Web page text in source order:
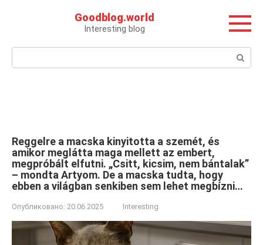
Goodblog.world
Interesting blog
Поиск:
Reggelre a macska kinyitotta a szemét, és
amikor meglátta maga mellett az embert,
megpróbált elfutni. „Csitt, kicsim, nem bántalak”
– mondta Artyom. De a macska tudta, hogy
ebben a világban senkiben sem lehet megbízni…
Опубликовано: 20.06.2025 Interesting